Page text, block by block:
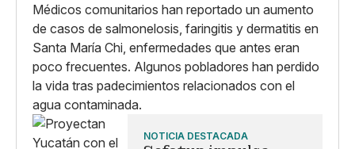
Médicos comunitarios han reportado un aumento
de casos de salmonelosis, faringitis y dermatitis en
Santa María Chi, enfermedades que antes eran
poco frecuentes. Algunos pobladores han perdido
la vida tras padecimientos relacionados con el
agua contaminada.
NOTICIA DESTACADA